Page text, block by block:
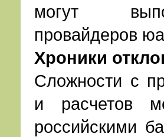
могут
провайдеров
Хроники
Сложности с
и расчетов
российскими